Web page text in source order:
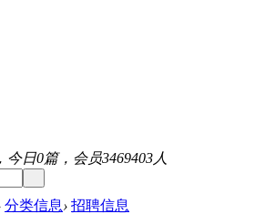
今日0篇，会员3469403人
分类信息› 招聘信息